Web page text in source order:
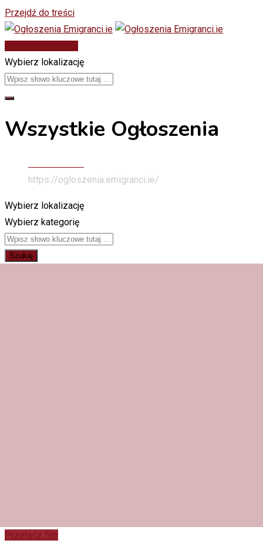
Przejdź do treści
Wybierz lokalizację
Wszystkie Ogłoszenia
https://ogloszenia.emigranci.ie/
Wybierz lokalizację
Wybierz kategorię
Szukaj
Przełącz filtr